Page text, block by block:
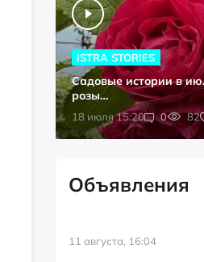
18 июля 15:20 0 82
ISTRA STORIES
Садовые истории в
розы…
Объявления
11 августа, 16:04